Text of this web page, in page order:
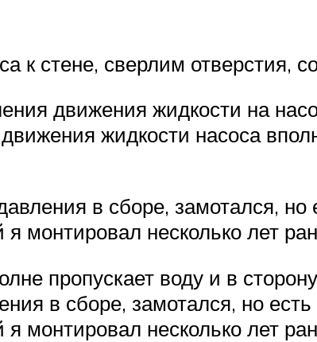
к стене, сверлим отверстия,
движения жидкости на
жидкости насоса
в сборе, замотался, но
монтировал несколько лет
пропускает воду и в
в сборе, замотался, но
монтировал несколько лет